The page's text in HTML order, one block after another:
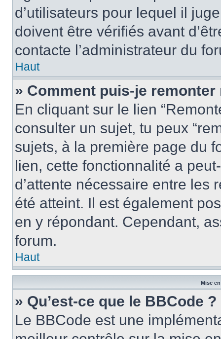
d’utilisateurs pour lequel il
doivent être vérifiés avant
contacte l’administrateur du
Haut
» Comment puis-je
En cliquant sur le lien
consulter un sujet, tu peux
sujets, à la première page du
lien, cette fonctionnalité a
d’attente nécessaire entre les
été atteint. Il est également
en y répondant. Cependant,
forum.
Haut
Mise
» Qu’est-ce que le BBCode ?
Le BBCode est une